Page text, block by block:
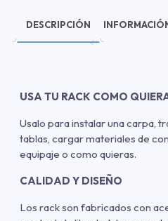
DESCRIPCIÓN
USA TU RACK COMO
Usalo para instalar una carpa,
tablas, cargar materiales de
equipaje o como quieras.
CALIDAD Y DISEÑO
Los rack son fabricados con